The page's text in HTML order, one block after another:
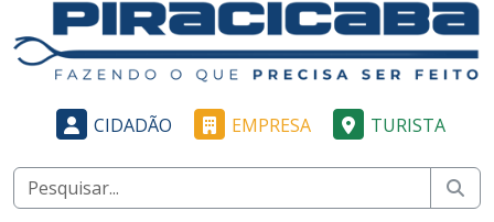
CIDADÃO EMPRESA TURISTA